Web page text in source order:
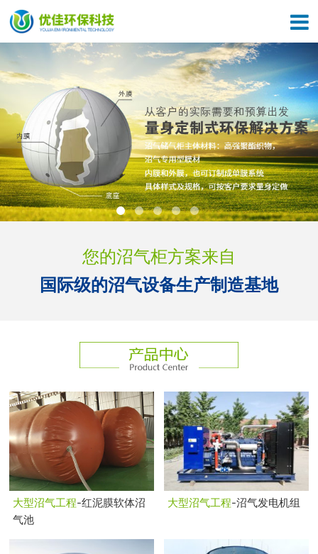
关于我们
产品中心
施工案例
新闻中心
联系我们
了解优佳
优佳文化
设备展示
施工现场
资质证书
您的沼气柜方案来自
国际级的沼气设备生产制造基地
大型沼气工程-红泥膜软体沼
气池
大型沼气工程-沼气发电机组